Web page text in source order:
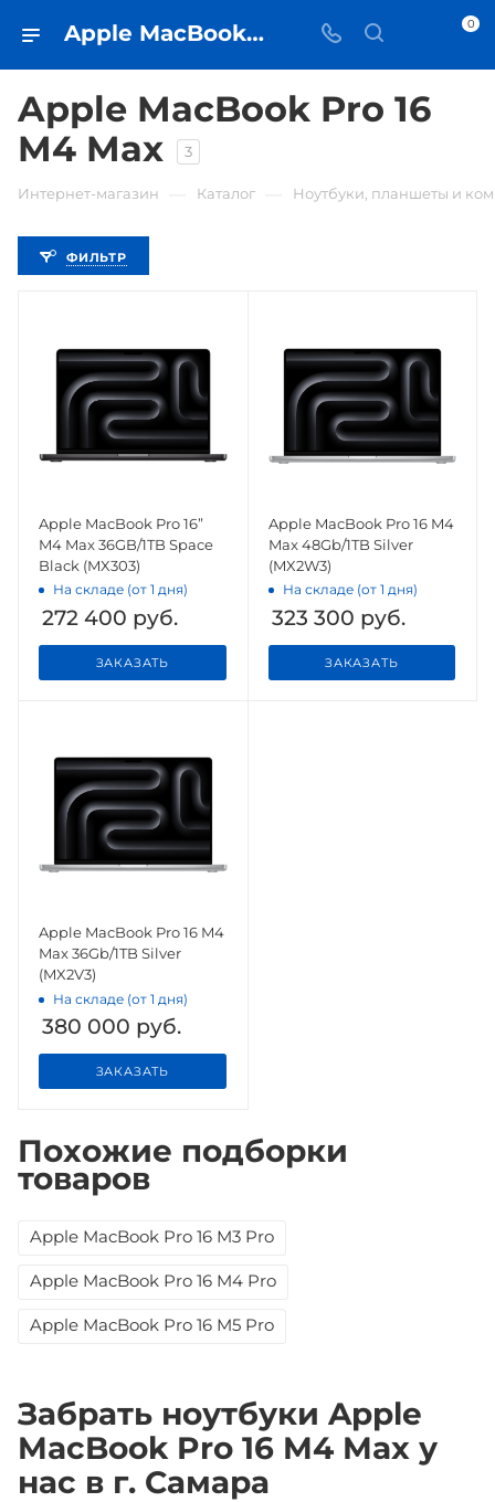
Apple MacBook Pro 16 M4 Max • купить в Самаре по низкой цене - iЧехол 0
Apple MacBook Pro 16
M4 Max
3
Интернет-магазин Каталог Ноутбуки, планшеты и
ФИЛЬТР
Apple MacBook Pro 16”
M4 Max 36GB/1TB Space
Black (MX303)
На складе (от 1 дня)
272 400 руб.
ЗАКАЗАТЬ
Apple MacBook Pro 16 M4
Max 48Gb/1TB Silver
(MX2W3)
На складе (от 1 дня)
323 300 руб.
ЗАКАЗАТЬ
Apple MacBook Pro 16 M4
Max 36Gb/1TB Silver
(MX2V3)
На складе (от 1 дня)
380 000 руб.
ЗАКАЗАТЬ
Похожие подборки
товаров
Apple MacBook Pro 16 M3 Pro
Apple MacBook Pro 16 M4 Pro
Apple MacBook Pro 16 M5 Pro
Забрать ноутбуки Apple
MacBook Pro 16 M4 Max у
нас в г. Самара